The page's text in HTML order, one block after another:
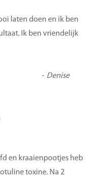
laten doen en ik ben
Ik ben vriendelijk
- Denise
en kraaienpootjes heb
toxine. Na 2